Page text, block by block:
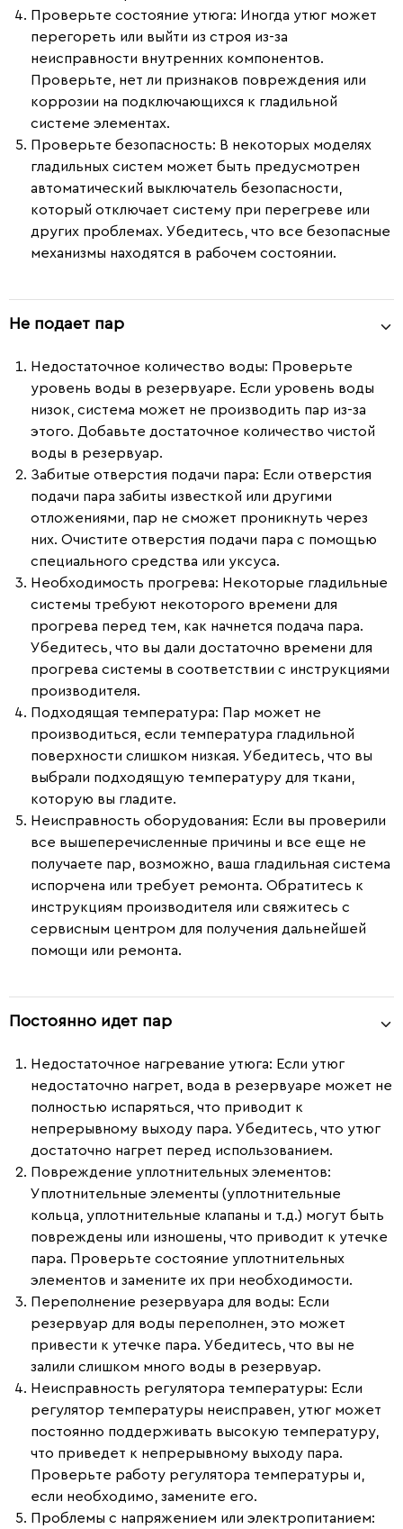
Проверьте состояние утюга: Иногда утюг может
перегореть или выйти из строя из-за
неисправности внутренних компонентов.
Проверьте, нет ли признаков повреждения или
коррозии на подключающихся к гладильной
системе элементах.
Проверьте безопасность: В некоторых моделях
гладильных систем может быть предусмотрен
автоматический выключатель безопасности,
который отключает систему при перегреве или
других проблемах. Убедитесь, что все безопасные
механизмы находятся в рабочем состоянии.
Не подает пар
Недостаточное количество воды: Проверьте
уровень воды в резервуаре. Если уровень воды
низок, система может не производить пар из-за
этого. Добавьте достаточное количество чистой
воды в резервуар.
Забитые отверстия подачи пара: Если отверстия
подачи пара забиты известкой или другими
отложениями, пар не сможет проникнуть через
них. Очистите отверстия подачи пара с помощью
специального средства или уксуса.
Необходимость прогрева: Некоторые гладильные
системы требуют некоторого времени для
прогрева перед тем, как начнется подача пара.
Убедитесь, что вы дали достаточно времени для
прогрева системы в соответствии с инструкциями
производителя.
Подходящая температура: Пар может не
производиться, если температура гладильной
поверхности слишком низкая. Убедитесь, что вы
выбрали подходящую температуру для ткани,
которую вы гладите.
Неисправность оборудования: Если вы проверили
все вышеперечисленные причины и все еще не
получаете пар, возможно, ваша гладильная система
испорчена или требует ремонта. Обратитесь к
инструкциям производителя или свяжитесь с
сервисным центром для получения дальнейшей
помощи или ремонта.
Постоянно идет пар
Недостаточное нагревание утюга: Если утюг
недостаточно нагрет, вода в резервуаре может не
полностью испаряться, что приводит к
непрерывному выходу пара. Убедитесь, что утюг
достаточно нагрет перед использованием.
Повреждение уплотнительных элементов:
Уплотнительные элементы (уплотнительные
кольца, уплотнительные клапаны и т.д.) могут быть
повреждены или изношены, что приводит к утечке
пара. Проверьте состояние уплотнительных
элементов и замените их при необходимости.
Переполнение резервуара для воды: Если
резервуар для воды переполнен, это может
привести к утечке пара. Убедитесь, что вы не
залили слишком много воды в резервуар.
Неисправность регулятора температуры: Если
регулятор температуры неисправен, утюг может
постоянно поддерживать высокую температуру,
что приведет к непрерывному выходу пара.
Проверьте работу регулятора температуры и,
если необходимо, замените его.
Проблемы с напряжением или электропитанием: